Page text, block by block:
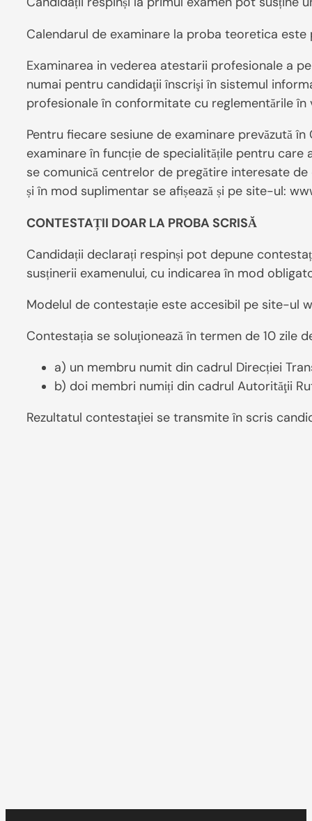
Calendarul de examinare la proba teoretica
Examinarea in vederea atestarii profesionale a
numai pentru candidaţii înscrişi în sistemul
profesionale în conformitate cu reglementările în
Pentru fiecare sesiune de examinare prevăzută
examinare în funcție de specialitățile pentru care
se comunică centrelor de pregătire interesate
și în mod suplimentar se afișează și pe site-ul:
CONTESTAȚII DOAR LA PROBA SCRISĂ
Candidații declarați respinși pot depune
susținerii examenului, cu indicarea în mod
Modelul de contestație este accesibil pe site-ul
Contestația se soluţionează în termen de 10 zile
a) un membru numit din cadrul Direcției
b) doi membri numiți din cadrul Autorităţii
Rezultatul contestaţiei se transmite în scris